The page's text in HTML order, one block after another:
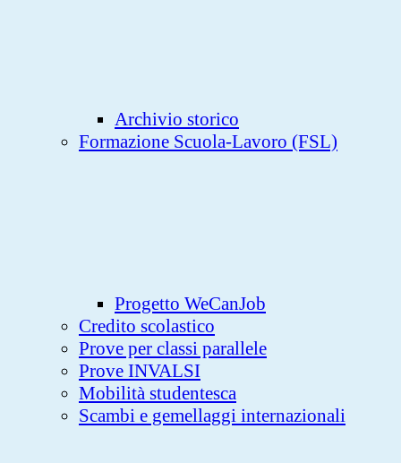
Archivio storico
Formazione Scuola-Lavoro (FSL)
Progetto WeCanJob
Credito scolastico
Prove per classi parallele
Prove INVALSI
Mobilità studentesca
Scambi e gemellaggi internazionali